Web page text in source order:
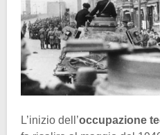
L’inizio dell’occupazione